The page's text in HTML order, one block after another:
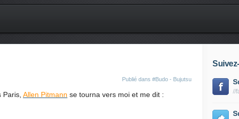
Publié dans #Budo - Bujutsu
Allen Pitmann se tourna vers moi et me dit :